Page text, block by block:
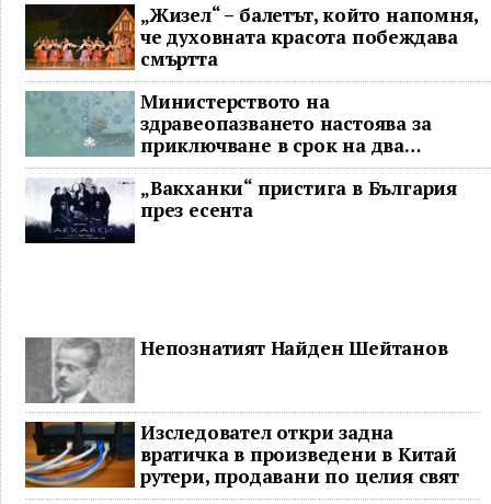
„Жизел“ – балетът, който напомня,
че духовната красота побеждава
смъртта
Министерството на
здравеопазването настоява за
приключване в срок на два
ключови строителни проекта
„Вакханки“ пристига в България
през есента
Непознатият Найден Шейтанов
Изследовател откри задна
вратичка в произведени в Китай
рутери, продавани по целия свят